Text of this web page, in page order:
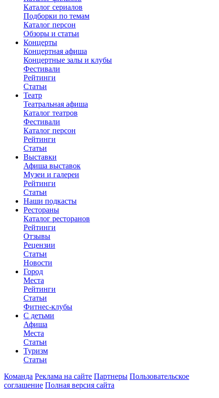
Каталог сериалов
Подборки по темам
Каталог персон
Обзоры и статьи
Концерты
Концертная афиша
Концертные залы и клубы
Фестивали
Рейтинги
Статьи
Театр
Театральная афиша
Каталог театров
Фестивали
Каталог персон
Рейтинги
Статьи
Выставки
Афиша выставок
Музеи и галереи
Рейтинги
Статьи
Наши подкасты
Рестораны
Каталог ресторанов
Рейтинги
Отзывы
Рецензии
Статьи
Новости
Город
Места
Рейтинги
Статьи
Фитнес-клубы
С детьми
Афиша
Места
Статьи
Туризм
Статьи
Команда Реклама на сайте Партнеры Пользовательское
соглашение Полная версия сайта